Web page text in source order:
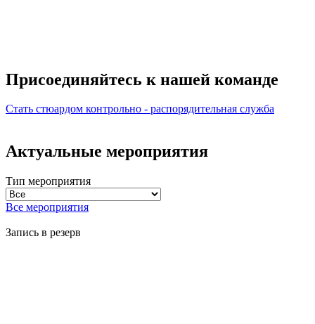
Присоединяйтесь к нашей команде
Стать стюардом контрольно - распорядительная служба
Актуальные мероприятия
Тип мероприятия
Все мероприятия
Запись в резерв